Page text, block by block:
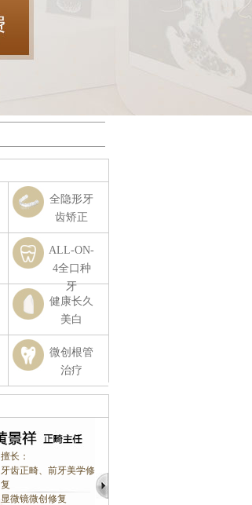
全隐形牙
齿矫正
ALL-ON-
4全口种
牙
健康长久
美白
微创根管
治疗
擅长：
牙齿正畸、前牙美学修
复
显微镜微创修复